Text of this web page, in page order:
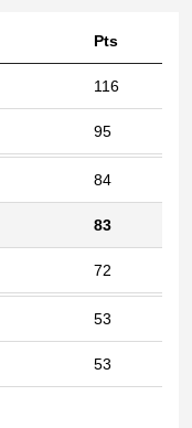
Pts
116
95
84
83
72
53
53